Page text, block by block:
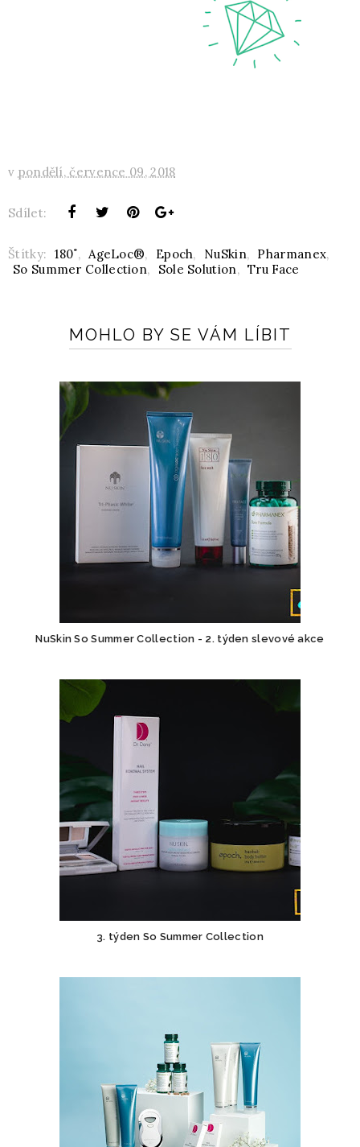
v pondělí, července 09, 2018
Sdílet:
Štítky: 180˚, AgeLoc®, Epoch, NuSkin, Pharmanex,
So Summer Collection, Sole Solution, Tru Face
MOHLO BY SE VÁM LÍBIT
NuSkin So Summer Collection - 2. týden slevové akce
3. týden So Summer Collection